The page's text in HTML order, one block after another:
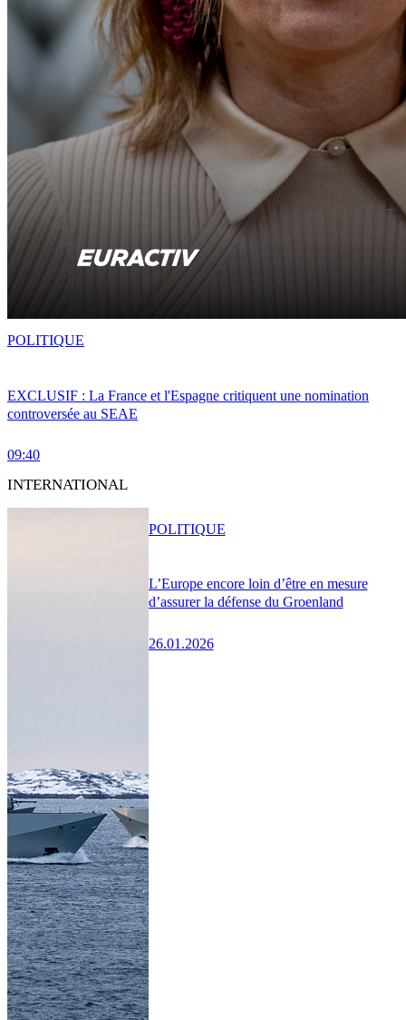
EXCLUSIF : La France et l'Espagne critiquent une nomination
controversée au SEAE
09:40
POLITIQUE
INTERNATIONAL
L’Europe encore loin d’être en mesure
d’assurer la défense du Groenland
26.01.2026
POLITIQUE